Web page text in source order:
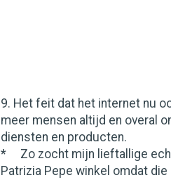
9. Het feit dat het internet nu
meer mensen altijd en overal
diensten en producten.
* Zo zocht mijn lieftallige
Patrizia Pepe winkel omdat